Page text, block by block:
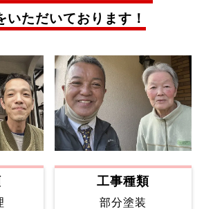
いただいております！
工事種類
部分塗装